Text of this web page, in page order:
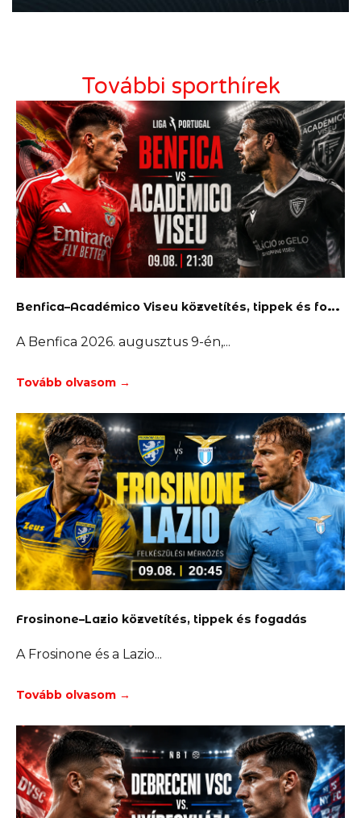
További sporthírek
B
enfica–Académico Viseu közvetítés, tippek és fogadás
A Benfica 2026. augusztus 9-én,
Tovább olvasom →
Frosinone–Lazio közvetítés, tippek és fogadás
A Frosinone és a Lazio
Tovább olvasom →